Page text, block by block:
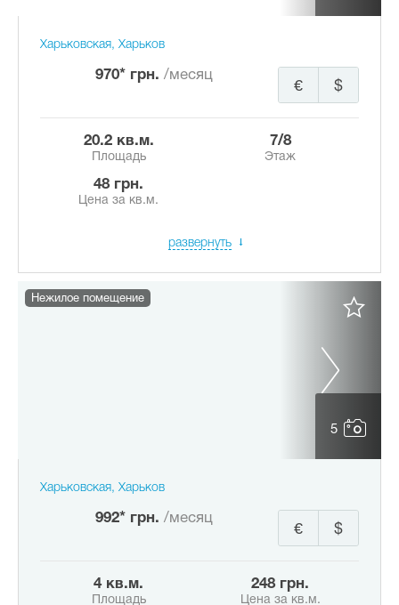
Харьковская, Харьков
970* грн. /месяц
$
€
20.2 кв.м.
Площадь
7/8
Этаж
48 грн.
Цена за кв.м.
развернуть
5
Нежилое помещение
Харьковская, Харьков
992* грн. /месяц
$
€
4 кв.м.
Площадь
248 грн.
Цена за кв.м.